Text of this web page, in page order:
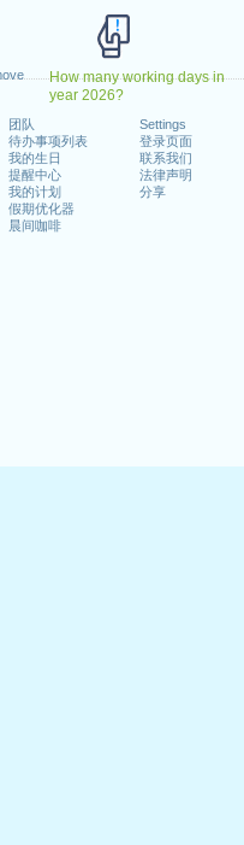
How many working days in
year 2026?
团队
待办事项列表
我的生日
提醒中心
我的计划
假期优化器
晨间咖啡
Settings
登录页面
联系我们
法律声明
分享